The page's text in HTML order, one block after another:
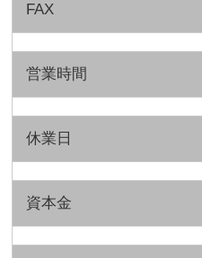
FAX
営業時間
休業日
資本金